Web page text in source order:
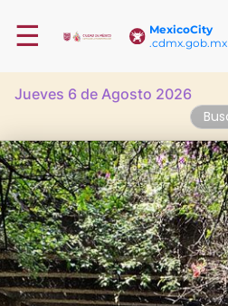
MexicoCity
.cdmx.gob.mx
☰
Jueves 6 de Agosto 2026